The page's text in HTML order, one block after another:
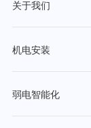
关于我们
机电安装
弱电智能化